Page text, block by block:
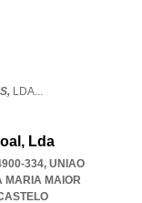
LDA...
Lda
334, UNIAO
MARIA MAIOR